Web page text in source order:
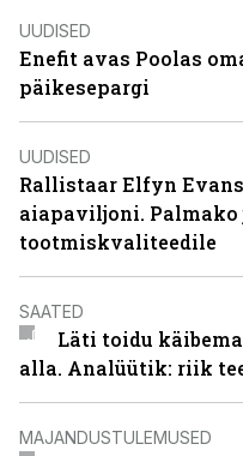
UUDISED
Enefit avas Poolas
päikesepargi
UUDISED
Rallistaar Elfyn
aiapaviljoni. Palmako
tootmiskvaliteedile
SAATED
Läti toidu
alla. Analüütik: riik
MAJANDUSTULEMUSED